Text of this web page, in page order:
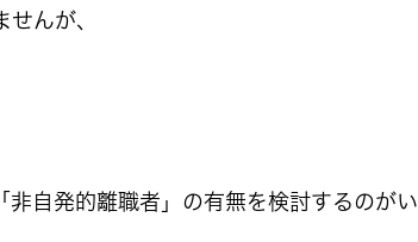
んが、
自発的離職者」の有無を検討するのがい